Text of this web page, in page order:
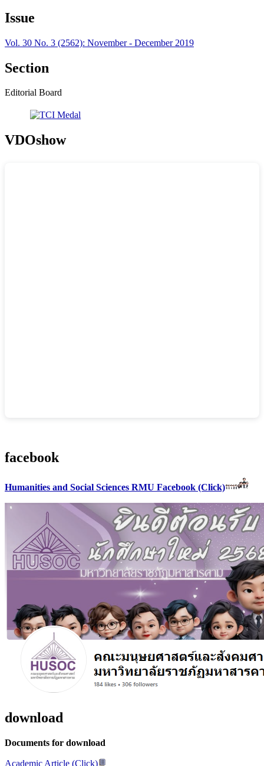
Issue
Vol. 30 No. 3 (2562): November - December 2019
Section
Editorial Board
VDOshow
facebook
Humanities and Social Sciences RMU Facebook (Click)
download
Documents for download
Academic Article (Click)